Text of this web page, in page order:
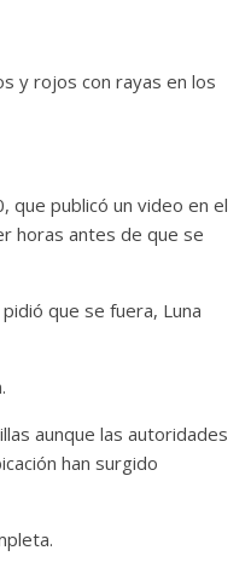
y rojos con rayas en los
que publicó un video en el
horas antes de que se
que se fuera, Luna
aunque las autoridades
han surgido